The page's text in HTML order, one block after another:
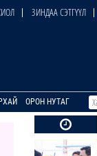
ЗИНДАА СЭТГҮҮЛ
ОРОН НУТАГ